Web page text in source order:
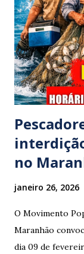
interior do
moradores
Coco", de Santa
prestar
Polícia
ocorrênc...
no
janeiro 26, 2026
O Movimento
Maranhão
dia 09 de